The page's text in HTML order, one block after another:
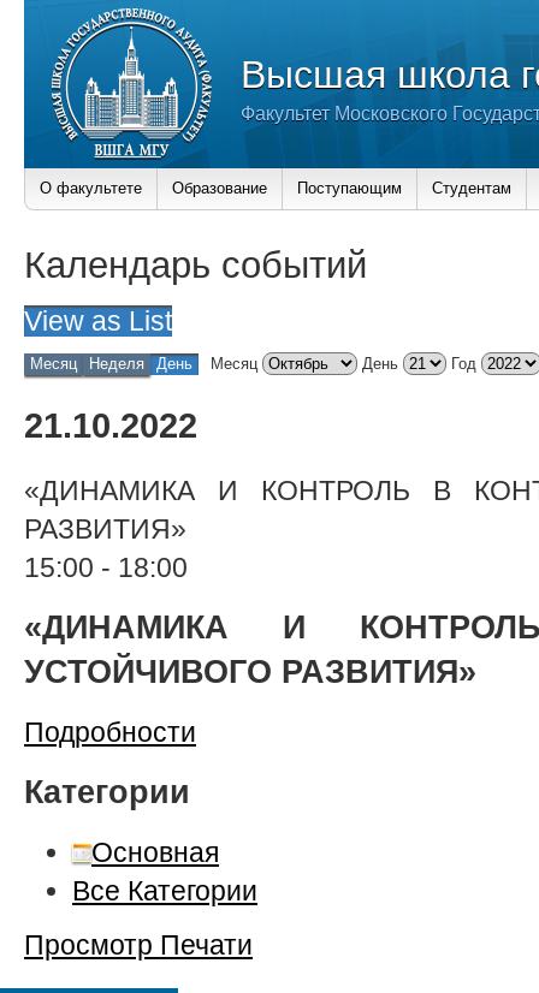
Высшая школа
Факультет Московского
О факультете Образование Поступающим Студентам
Календарь событий
View as List
Месяц Неделя День Месяц День Год
21.10.2022
«ДИНАМИКА И КОНТРОЛЬ В
РАЗВИТИЯ»
15:00 - 18:00
«ДИНАМИКА И
УСТОЙЧИВОГО РАЗВИТИЯ»
Подробности
Категории
Основная
Все Категории
Просмотр Печати